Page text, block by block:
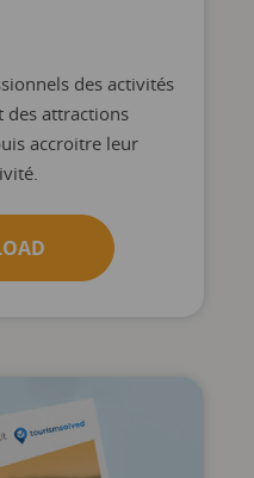
des activités
des attractions
accroitre leur